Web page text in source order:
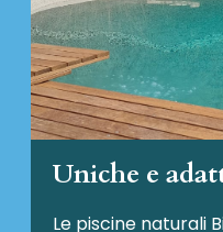
Uniche e
Le piscine naturali